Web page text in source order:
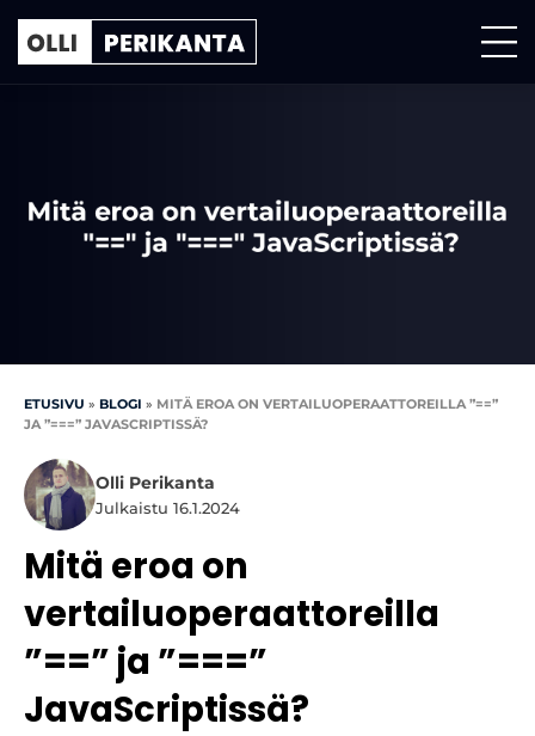
ETUSIVU » BLOGI » MITÄ EROA ON VERTAILUOPERAATTOREILLA ”==”
JA ”===” JAVASCRIPTISSÄ?
Olli Perikanta
Julkaistu 16.1.2024
Mitä eroa on
vertailuoperaattoreilla
”==” ja ”===”
JavaScriptissä?